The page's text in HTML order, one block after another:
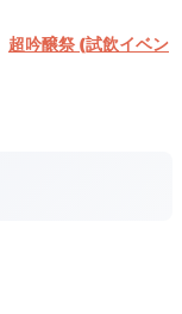
超吟醸祭 (試飲イベン